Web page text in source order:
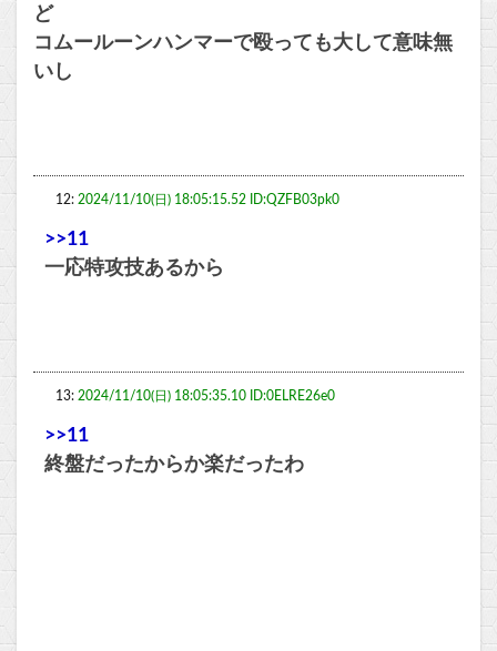
ど
コムールーンハンマーで殴っても大して意味無
いし
12: 2024/11/10(日) 18:05:15.52 ID:QZFB03pk0
>>11
一応特攻技あるから
13: 2024/11/10(日) 18:05:35.10 ID:0ELRE26e0
>>11
終盤だったからか楽だったわ